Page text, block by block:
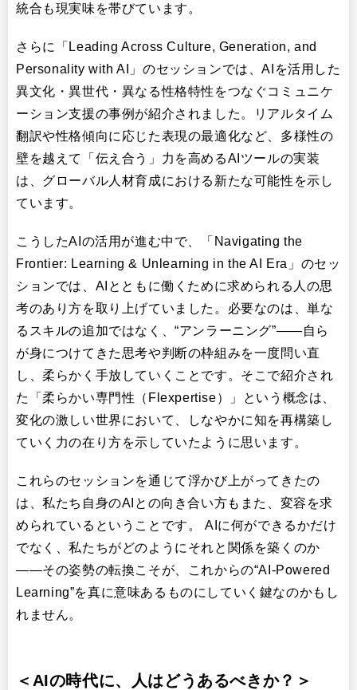
統合も現実味を帯びています。
さらに「Leading Across Culture, Generation, and
Personality with AI」のセッションでは、AIを活用した
異文化・異世代・異なる性格特性をつなぐコミュニケ
ーション支援の事例が紹介されました。リアルタイム
翻訳や性格傾向に応じた表現の最適化など、多様性の
壁を越えて「伝え合う」力を高めるAIツールの実装
は、グローバル人材育成における新たな可能性を示し
ています。
こうしたAIの活用が進む中で、「Navigating the
Frontier: Learning & Unlearning in the AI Era」のセッ
ションでは、AIとともに働くために求められる人の思
考のあり方を取り上げていました。必要なのは、単な
るスキルの追加ではなく、“アンラーニング”——自ら
が身につけてきた思考や判断の枠組みを一度問い直
し、柔らかく手放していくことです。そこで紹介され
た「柔らかい専門性（Flexpertise）」という概念は、
変化の激しい世界において、しなやかに知を再構築し
ていく力の在り方を示していたように思います。
これらのセッションを通じて浮かび上がってきたの
は、私たち自身のAIとの向き合い方もまた、変容を求
められているということです。 AIに何ができるかだけ
でなく、私たちがどのようにそれと関係を築くのか
——その姿勢の転換こそが、これからの“AI-Powered
Learning”を真に意味あるものにしていく鍵なのかもし
れません。
＜AIの時代に、人はどうあるべきか？＞